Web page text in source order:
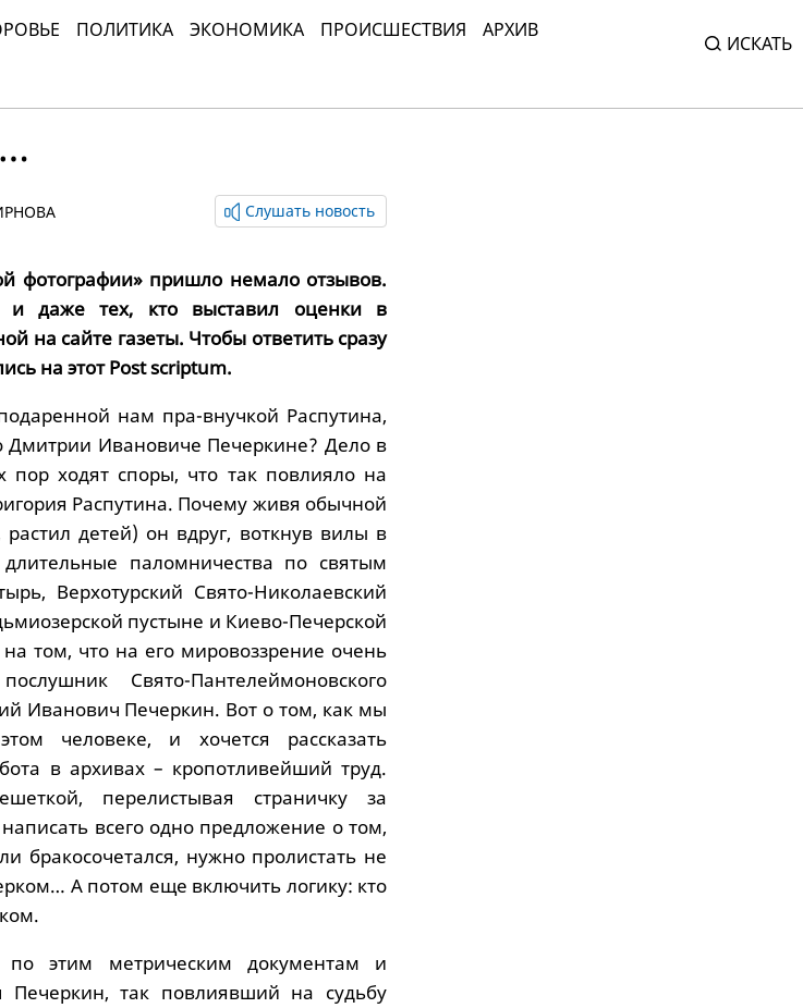
ПОЛИТИКА ЭКОНОМИКА ПРОИСШЕСТВИЯ
АРХИВ
ИСКАТЬ
Слушать новость
фотографии» пришло немало отзывов.
и даже тех, кто выставил оценки в
на сайте газеты. Чтобы ответить сразу
на этот Post scriptum.
нам пра-внучкой Распутина,
Ивановиче Печеркине? Дело в
пор ходят споры, что так повлияло на
Распутина. Почему живя обычной
детей) он вдруг, воткнув вилы в
паломничества по святым
Верхотурский Свято-Николаевский
пустыне и Киево-Печерской
том, что на его мировоззрение очень
Свято-Пантелеймоновского
Иванович Печеркин. Вот о том, как мы
человеке, и хочется рассказать
в архивах – кропотливейший труд.
перелистывая страничку за
всего одно предложение о том,
бракосочетался, нужно пролистать не
А потом еще включить логику: кто
по этим метрическим документам и
так повлиявший на судьбу